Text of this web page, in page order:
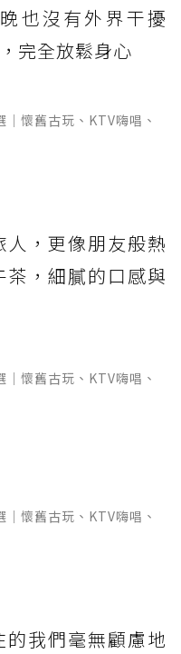
也沒有外界干擾
完全放鬆身心
｜懷舊古玩、KTV嗨唱、
，更像朋友般熱
，細膩的口感與
｜懷舊古玩、KTV嗨唱、
｜懷舊古玩、KTV嗨唱、
我們毫無顧慮地